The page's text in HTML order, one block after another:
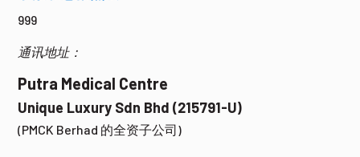
999
通讯地址：
Putra Medical Centre
Unique Luxury Sdn Bhd (215791-U)
(PMCK Berhad 的全资子公司)